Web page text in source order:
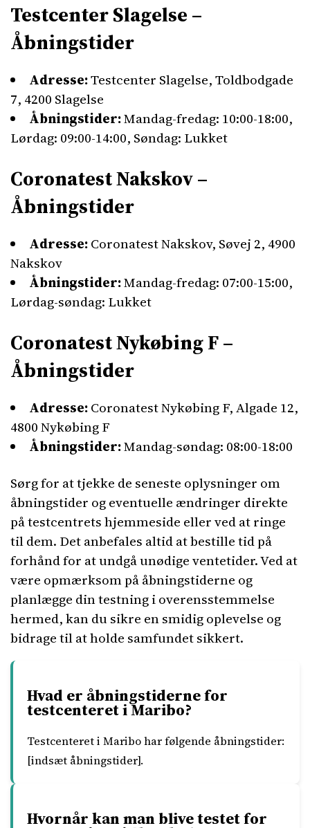
Testcenter Slagelse –
Åbningstider
Adresse:Testcenter Slagelse, Toldbodgade
7, 4200 Slagelse
Åbningstider:Mandag-fredag: 10:00-18:00,
Lørdag: 09:00-14:00, Søndag: Lukket
Coronatest Nakskov –
Åbningstider
Adresse:Coronatest Nakskov, Søvej 2, 4900
Nakskov
Åbningstider:Mandag-fredag: 07:00-15:00,
Lørdag-søndag: Lukket
Coronatest Nykøbing F –
Åbningstider
Adresse:Coronatest Nykøbing F, Algade 12,
4800 Nykøbing F
Åbningstider:Mandag-søndag: 08:00-18:00
Sørg for at tjekke de seneste oplysninger om
åbningstider og eventuelle ændringer direkte
på testcentrets hjemmeside eller ved at ringe
til dem. Det anbefales altid at bestille tid på
forhånd for at undgå unødige ventetider. Ved at
være opmærksom på åbningstiderne og
planlægge din testning i overensstemmelse
hermed, kan du sikre en smidig oplevelse og
bidrage til at holde samfundet sikkert.
Hvad er åbningstiderne for
testcenteret i Maribo?
Testcenteret i Maribo har følgende åbningstider:
[indsæt åbningstider].
Hvornår kan man blive testet for